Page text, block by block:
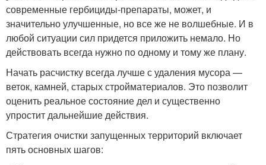
современные гербициды-препараты, может, и
значительно улучшенные, но все же не волшебные. И в
любой ситуации сил придется приложить немало. Но
действовать всегда нужно по одному и тому же плану.
Начать расчистку всегда лучше с удаления мусора —
веток, камней, старых стройматериалов. Это позволит
оценить реальное состояние дел и существенно
упростит дальнейшие действия.
Стратегия очистки запущенных территорий включает
пять основных шагов: